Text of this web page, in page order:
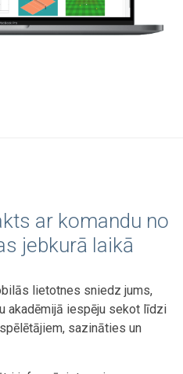
ar komandu no
jebkurā laikā
lietotnes sniedz jums,
akadēmijā iespēju sekot līdzi
sazināties un